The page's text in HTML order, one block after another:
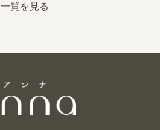
一覧を見る